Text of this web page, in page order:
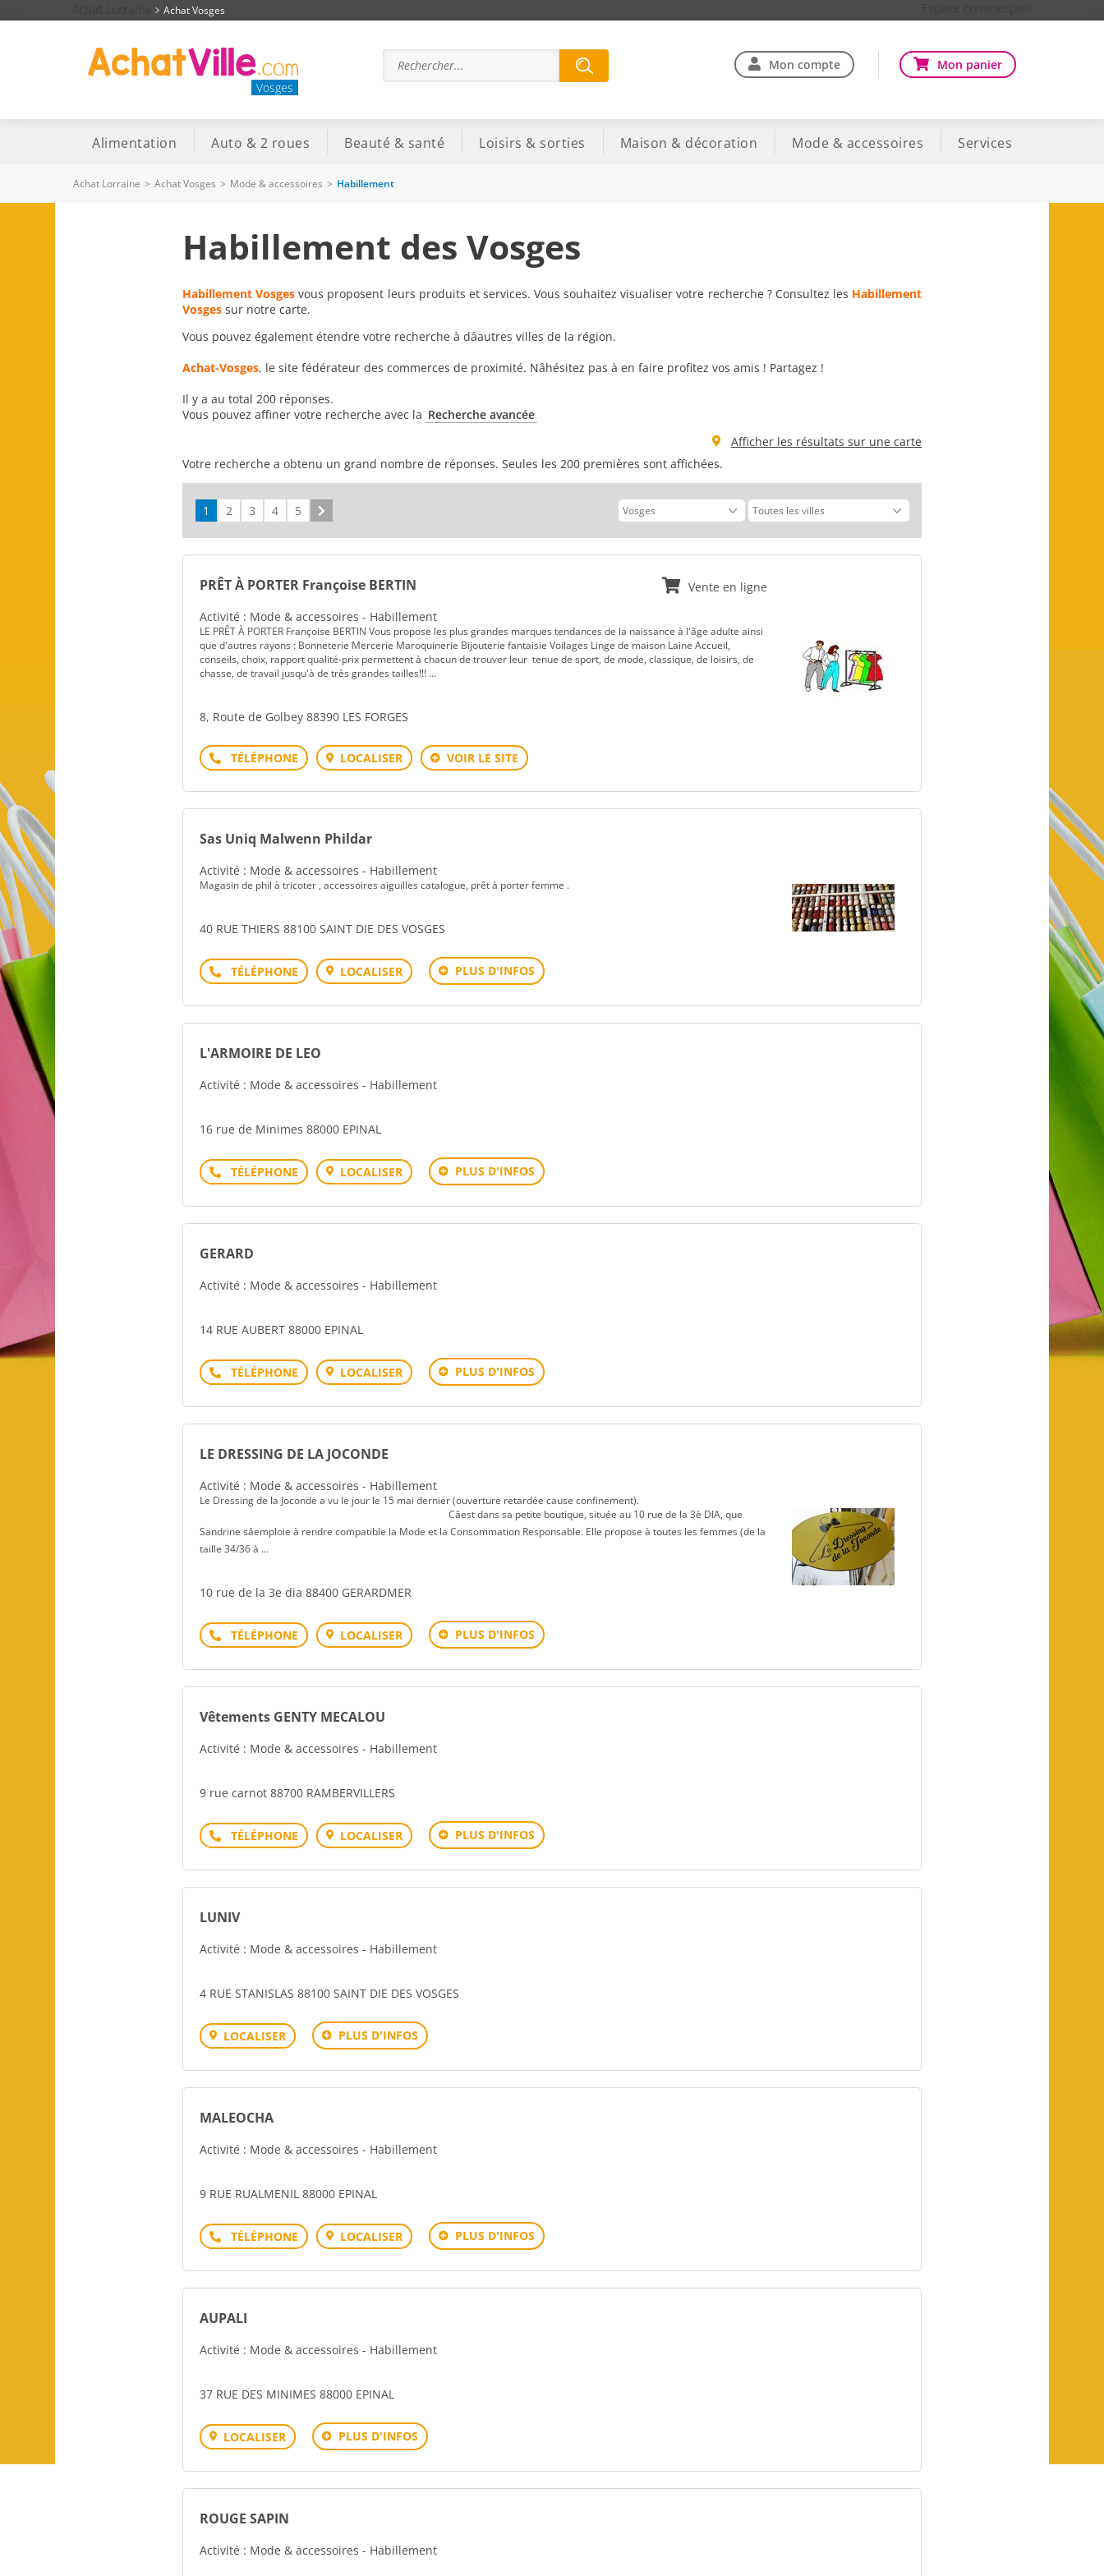
Achat Vosges
Vosges
Mon compte Mon panier
Alimentation Auto & 2 roues Beauté & santé Loisirs & sorties Maison & décoration Mode & accessoires Services
Achat Lorraine > Achat Vosges > Mode & accessoires > Habillement
Habillement des Vosges
Habillement Vosges vous proposent leurs produits et services. Vous souhaitez visualiser votre recherche ? Consultez les Habillement
Vosges sur notre carte.
Vous pouvez également étendre votre recherche à dâautres villes de la région.
Achat-Vosges, le site fédérateur des commerces de proximité. Nâhésitez pas à en faire profitez vos amis ! Partagez !
Il y a au total 200 réponses.
Vous pouvez affiner votre recherche avec la Recherche avancée
Afficher les résultats sur une carte
Votre recherche a obtenu un grand nombre de réponses. Seules les 200 premières sont affichées.
1 2 3 4 5
PRÊT À PORTER Françoise BERTIN
Vente en ligne
Activité : Mode & accessoires - Habillement
LE PRÊT À PORTER Françoise BERTIN Vous propose les plus grandes marques tendances de la naissance à l'âge adulte ainsi
que d'autres rayons : Bonneterie Mercerie Maroquinerie Bijouterie fantaisie Voilages Linge de maison Laine Accueil,
conseils, choix, rapport qualité-prix permettent à chacun de trouver leur tenue de sport, de mode, classique, de loisirs, de
chasse, de travail jusqu'à de très grandes tailles!!! ...
8, Route de Golbey 88390 LES FORGES
Téléphone LOCALISER VOIR LE SITE
Sas Uniq Malwenn Phildar
Activité : Mode & accessoires - Habillement
Magasin de phil à tricoter , accessoires aiguilles catalogue, prêt à porter femme .
40 RUE THIERS 88100 SAINT DIE DES VOSGES
Téléphone LOCALISER PLUS D'INFOS
L'ARMOIRE DE LEO
Activité : Mode & accessoires - Habillement
16 rue de Minimes 88000 EPINAL
Téléphone LOCALISER PLUS D'INFOS
GERARD
Activité : Mode & accessoires - Habillement
14 RUE AUBERT 88000 EPINAL
Téléphone LOCALISER PLUS D'INFOS
LE DRESSING DE LA JOCONDE
Activité : Mode & accessoires - Habillement
Le Dressing de la Joconde a vu le jour le 15 mai dernier (ouverture retardée cause confinement).
Câest dans sa petite boutique, située au 10 rue de la 3è DIA, que
Sandrine sâemploie à rendre compatible la Mode et la Consommation Responsable. Elle propose à toutes les femmes (de la
taille 34/36 à ...
10 rue de la 3e dia 88400 GERARDMER
Téléphone LOCALISER PLUS D'INFOS
Vêtements GENTY MECALOU
Activité : Mode & accessoires - Habillement
9 rue carnot 88700 RAMBERVILLERS
Téléphone LOCALISER PLUS D'INFOS
LUNIV
Activité : Mode & accessoires - Habillement
4 RUE STANISLAS 88100 SAINT DIE DES VOSGES
LOCALISER PLUS D'INFOS
MALEOCHA
Activité : Mode & accessoires - Habillement
9 RUE RUALMENIL 88000 EPINAL
Téléphone LOCALISER PLUS D'INFOS
AUPALI
Activité : Mode & accessoires - Habillement
37 RUE DES MINIMES 88000 EPINAL
LOCALISER PLUS D'INFOS
ROUGE SAPIN
Activité : Mode & accessoires - Habillement